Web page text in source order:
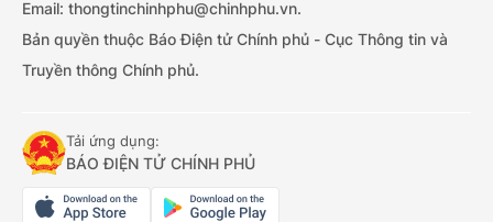
Email: thongtinchinhphu@chinhphu.vn.
Bản quyền thuộc Báo Điện tử Chính phủ - Cục Thông tin và
Truyền thông Chính phủ.
Tải ứng dụng:
BÁO ĐIỆN TỬ CHÍNH PHỦ